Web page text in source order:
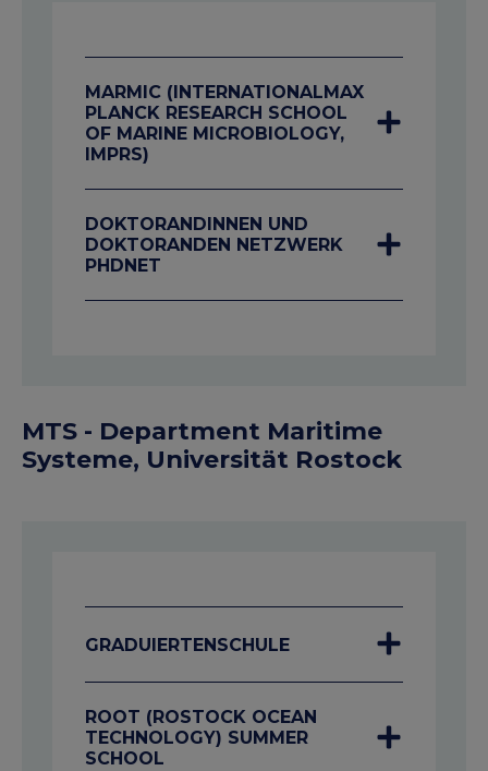
MARMIC (INTERNATIONALMAX
PLANCK RESEARCH SCHOOL
OF MARINE MICROBIOLOGY,
IMPRS)
DOKTORANDINNEN UND
DOKTORANDEN NETZWERK
PHDNET
MTS - Department Maritime
Systeme, Universität Rostock
GRADUIERTENSCHULE
ROOT (ROSTOCK OCEAN
TECHNOLOGY) SUMMER
SCHOOL